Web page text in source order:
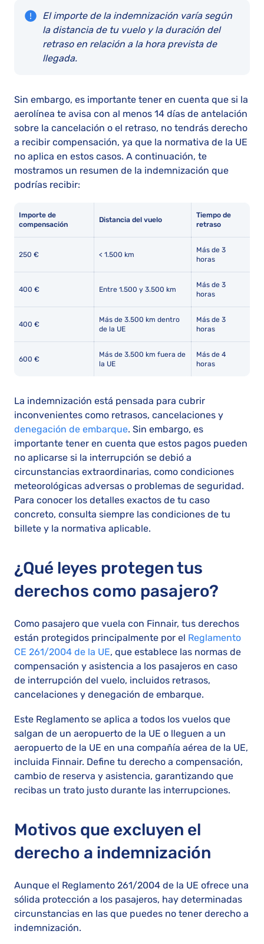
El importe de la indemnización varía según
la distancia de tu vuelo y la duración del
retraso en relación a la hora prevista de
llegada.
Sin embargo, es importante tener en cuenta que si la
aerolínea te avisa con al menos 14 días de antelación
sobre la cancelación o el retraso, no tendrás derecho
a recibir compensación, ya que la normativa de la UE
no aplica en estos casos. A continuación, te
mostramos un resumen de la indemnización que
podrías recibir:
Importe de
compensación
Distancia del vuelo
Tiempo de
retraso
250 € < 1.500 km
Más de 3
horas
400 € Entre 1.500 y 3.500 km
Más de 3
horas
400 €
Más de 3.500 km dentro
de la UE
Más de 3
horas
600 €
Más de 3.500 km fuera de
la UE
Más de 4
horas
La indemnización está pensada para cubrir
inconvenientes como retrasos, cancelaciones y
denegación de embarque. Sin embargo, es
importante tener en cuenta que estos pagos pueden
no aplicarse si la interrupción se debió a
circunstancias extraordinarias, como condiciones
meteorológicas adversas o problemas de seguridad.
Para conocer los detalles exactos de tu caso
concreto, consulta siempre las condiciones de tu
billete y la normativa aplicable.
¿Qué leyes protegen tus
derechos como pasajero?
Como pasajero que vuela con Finnair, tus derechos
están protegidos principalmente por el Reglamento
CE 261/2004 de la UE, que establece las normas de
compensación y asistencia a los pasajeros en caso
de interrupción del vuelo, incluidos retrasos,
cancelaciones y denegación de embarque.
Este Reglamento se aplica a todos los vuelos que
salgan de un aeropuerto de la UE o lleguen a un
aeropuerto de la UE en una compañía aérea de la UE,
incluida Finnair. Define tu derecho a compensación,
cambio de reserva y asistencia, garantizando que
recibas un trato justo durante las interrupciones.
Motivos que excluyen el
derecho a indemnización
Aunque el Reglamento 261/2004 de la UE ofrece una
sólida protección a los pasajeros, hay determinadas
circunstancias en las que puedes no tener derecho a
indemnización.